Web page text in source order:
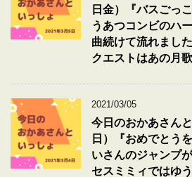
日金）『バスごっ
うあつコンビのハ
曲続けて流れまし
クエストはあの月歌
2021/03/05
今日のおかあさん
日）『おめでとう
いさんのジャンプ
セスミミィではゆ